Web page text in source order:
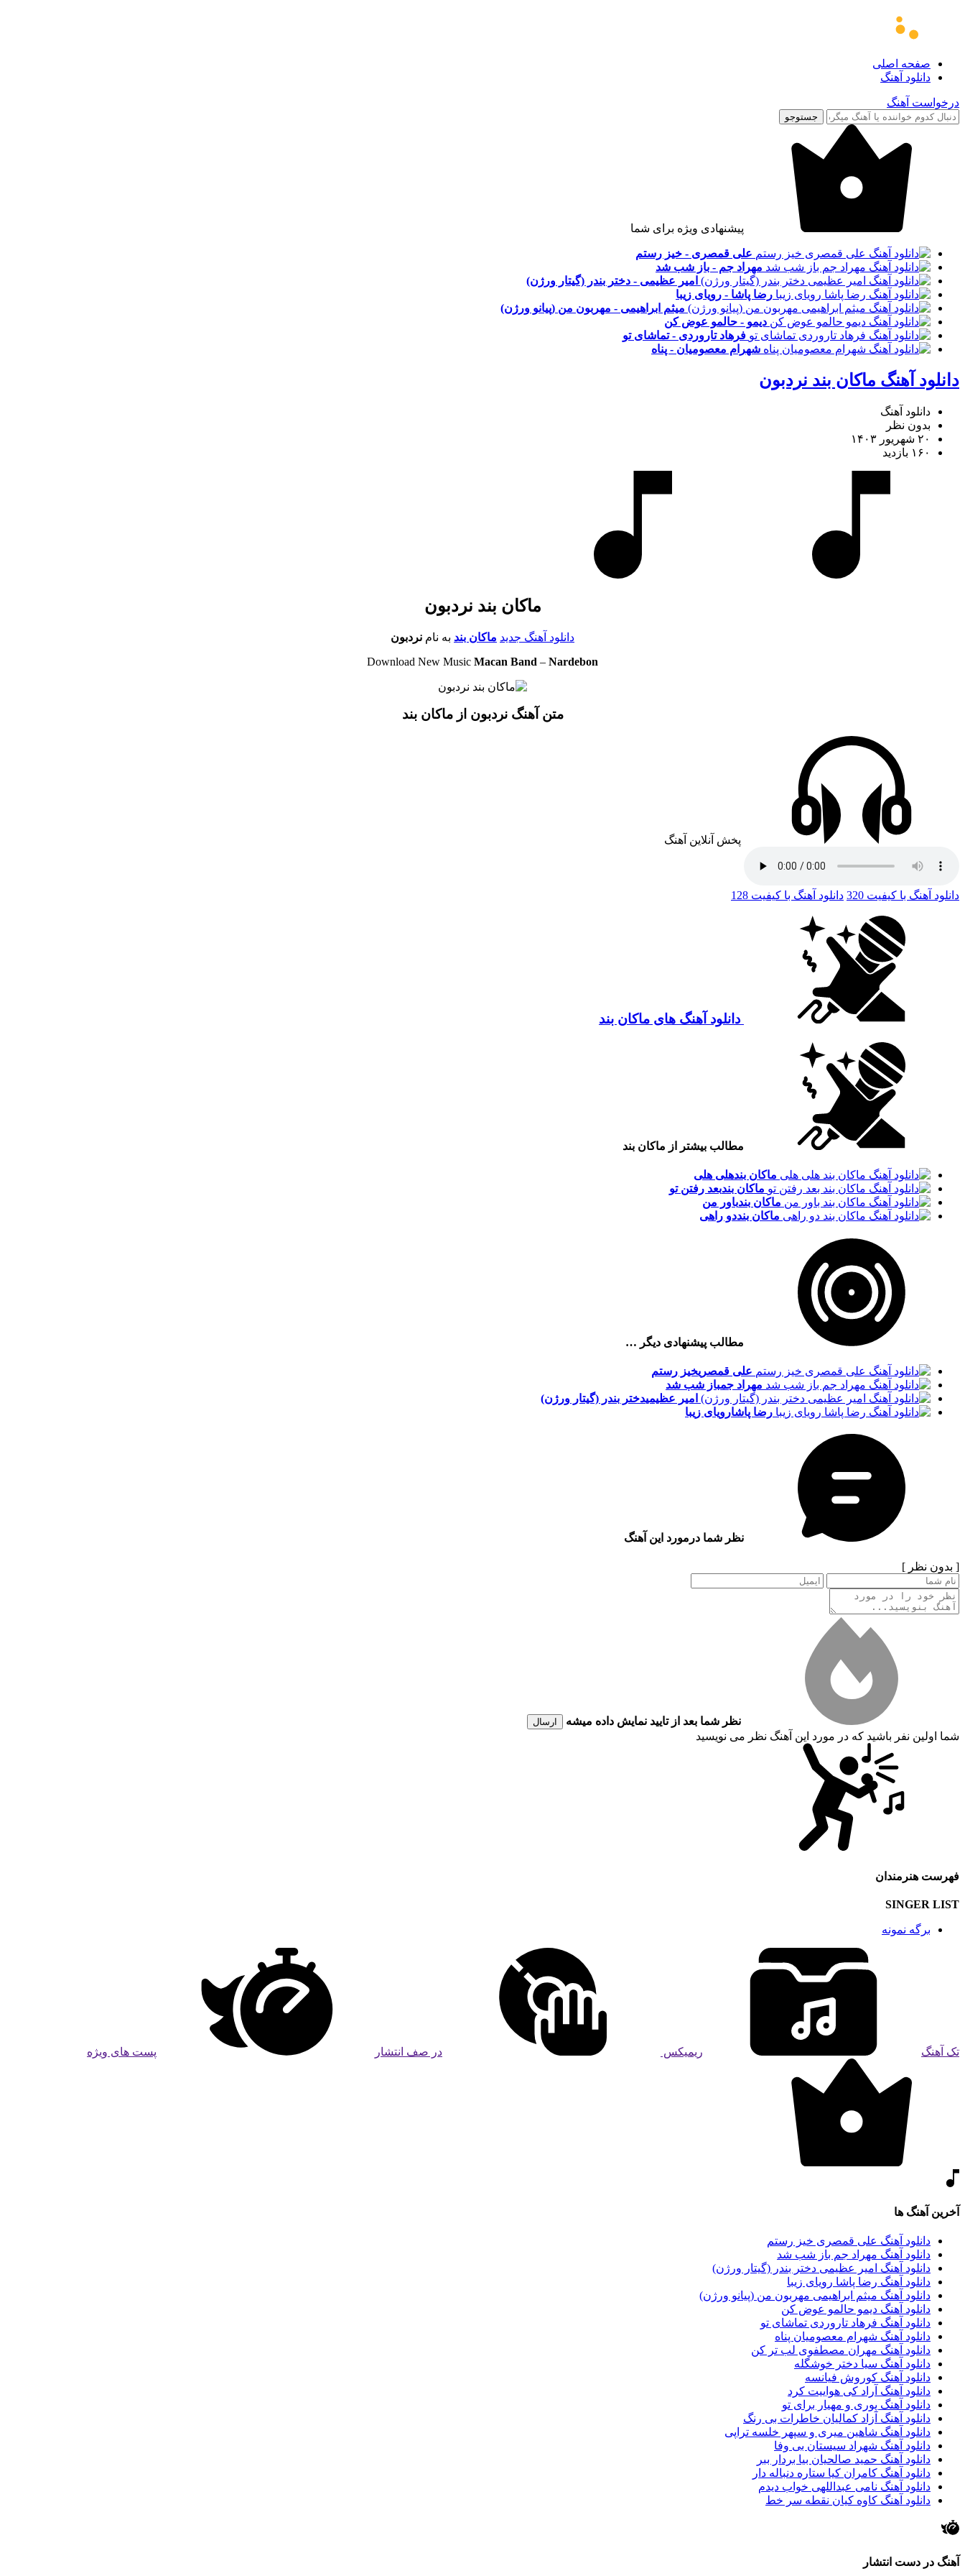
صفحه اصلی
دانلود آهنگ
درخواست آهنگ
جستوجو
پیشنهادی ویژه برای شما
علی قمصری - خیز رستم
مهراد جم - باز شب شد
امیر عظیمی - دختر بندر (گیتار ورژن)
رضا پاشا - رویای زیبا
میثم ابراهیمی - مهربون من (پیانو ورژن)
دیمو - حالمو عوض کن
فرهاد تاروردی - تماشای تو
شهرام معصومیان - پناه
دانلود آهنگ ماکان بند نردبون
دانلود آهنگ
بدون نظر
۲۰ شهریور ۱۴۰۳
۱۶۰ بازدید
ماکان بند نردبون
دانلود آهنگ جدید ماکان بند به نام نردبون
Download New Music Macan Band – Nardebon
متن آهنگ نردبون از ماکان بند
پخش آنلاین آهنگ
دانلود آهنگ با کیفیت 320 دانلود آهنگ با کیفیت 128
دانلود آهنگ های ماکان بند
مطالب بیشتر از ماکان بند
ماکان بندهلی هلی
ماکان بندبعد رفتن تو
ماکان بندباور من
ماکان بنددو راهی
مطالب پیشنهادی دیگر …
علی قمصریخیز رستم
مهراد جمباز شب شد
امیر عظیمیدختر بندر (گیتار ورژن)
رضا پاشارویای زیبا
نظر شما درمورد این آهنگ
[ بدون نظر ]
نظر شما بعد از تایید نمایش داده میشه ارسال
شما اولین نفر باشید که در مورد این آهنگ نظر می نویسید
فهرست هنرمندان
SINGER LIST
برگه نمونه
تک آهنگ ریمیکس در صف انتشار پست های ویژه
آخرین آهنگ ها
دانلود آهنگ علی قمصری خیز رستم
دانلود آهنگ مهراد جم باز شب شد
دانلود آهنگ امیر عظیمی دختر بندر (گیتار ورژن)
دانلود آهنگ رضا پاشا رویای زیبا
دانلود آهنگ میثم ابراهیمی مهربون من (پیانو ورژن)
دانلود آهنگ دیمو حالمو عوض کن
دانلود آهنگ فرهاد تاروردی تماشای تو
دانلود آهنگ شهرام معصومیان پناه
دانلود آهنگ مهران مصطفوی لب تر کن
دانلود آهنگ سیا دختر خوشگله
دانلود آهنگ کوروش فیانسه
دانلود آهنگ آراد کی هواییت کرد
دانلود آهنگ پوری و مهیار برای تو
دانلود آهنگ آزاد کمالیان خاطرات بی رنگ
دانلود آهنگ شاهین میری و سپهر خلسه تراپی
دانلود آهنگ شهراد سیستان بی وفا
دانلود آهنگ حمید صالحیان بیا بردار ببر
دانلود آهنگ کامران کیا ستاره دنباله دار
دانلود آهنگ نامی عبداللهی خواب دیدم
دانلود آهنگ کاوه کیان نقطه سر خط
آهنگ در دست انتشار